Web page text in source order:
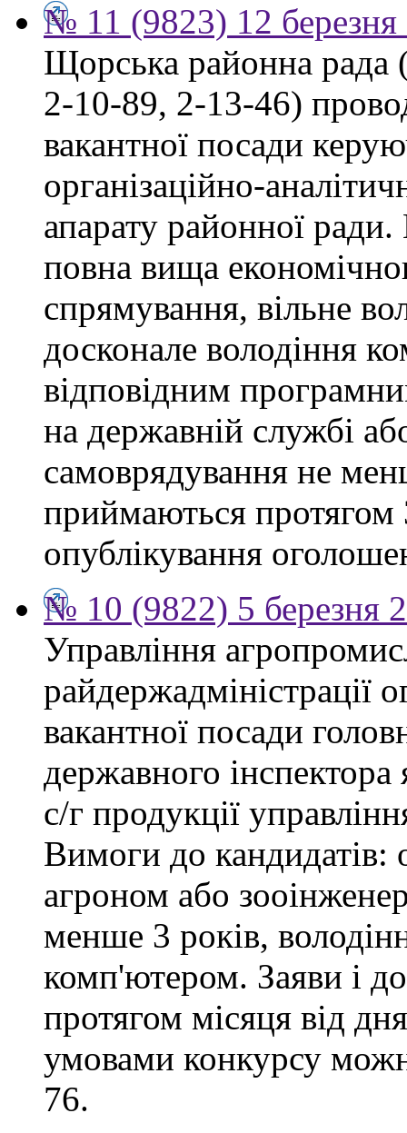
№ 11 (9823) 12 березня
Щорська районна рада
2-10-89, 2-13-46)
вакантної посади
організаційно-
апарату районної
повна вища
спрямування, вільне
досконале володіння
відповідним
на державній службі
самоврядування не
приймаються протягом
опублікування
№ 10 (9822) 5 березня
Управління
райдержадміністрації
вакантної посади
державного інспектора
с/г продукції
Вимоги до кандидатів:
агроном або
менше 3 років,
комп'ютером. Заяви і
протягом місяця від
умовами конкурсу
76.